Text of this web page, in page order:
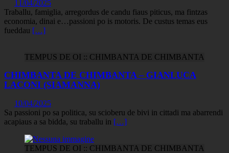
11/04/2025
Traballu, famiglia, arregordus de candu fiaus piticus, ma fintzas
economia, dinai e…passioni po is motoris. De custus temas eus
fueddau […]
TEMPUS DE OI :: CHIMBANTA DE CHIMBANTA
CHIMBANTA DE CHIMBANTA – GIANLUCA
LACONI (SIAMANNA)
10/04/2025
Sa passioni po sa politica, su scioberu de bivi in cittadi ma abarrendi
acapiaus a sa bidda, su traballu in […]
TEMPUS DE OI :: CHIMBANTA DE CHIMBANTA